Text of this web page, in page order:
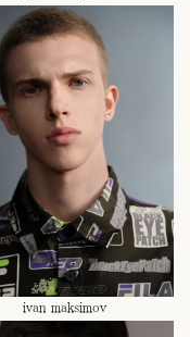
ivan maksimov